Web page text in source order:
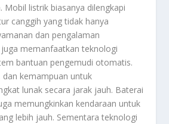
Mobil listrik biasanya dilengkapi
canggih yang tidak hanya
dan pengalaman
memanfaatkan teknologi
bantuan pengemudi otomatis.
dan kemampuan untuk
lunak secara jarak jauh. Baterai
memungkinkan kendaraan untuk
lebih jauh. Sementara teknologi